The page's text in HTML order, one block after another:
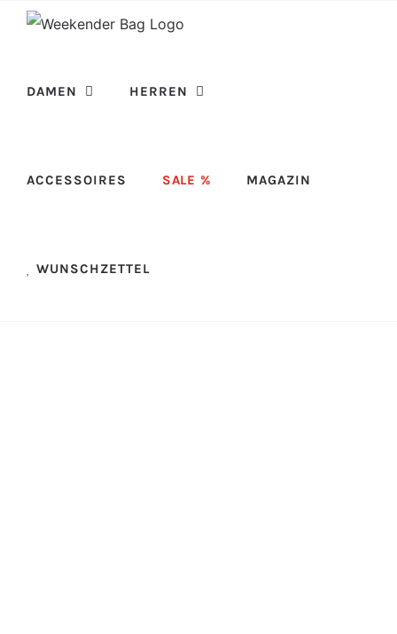
Skip
DAMEN HERREN
ACCESSOIRES SALE % MAGAZIN
WUNSCHZETTEL